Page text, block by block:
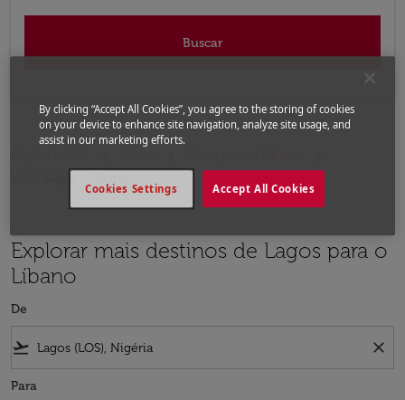
Buscar
Explorar mais destinos de Lagos para o
Líbano
De
flight_takeoff close
Para
By clicking “Accept All Cookies”, you agree to the storing of cookies
on your device to enhance site navigation, analyze site usage, and
assist in our marketing efforts.
Accept All Cookies
Cookies Settings